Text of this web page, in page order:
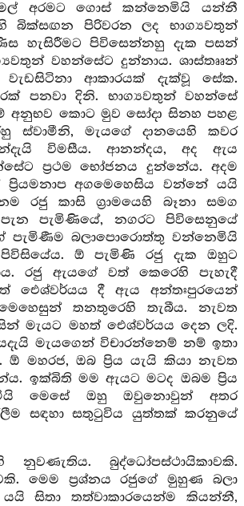
අරමට ගොස් කන්නෙමියි යන්නී
බික්සඟන පිරිවරන ලද භාග්‍යවතුන්
හැසිරීමට පිවිසෙන්නහු දැක පසන්
වහන්සේට දුන්නාය. ශාස්තෲන්
ආකාරයක් දැක්වූ සේක.
පනවා දිනි. භාග්‍යවතුන් වහන්සේ
අනුභව කොට මුව සෝදා සිනහ පහළ
ස්වාමීනි, මැයගේ දානයෙහි කවර
විමසීය. ආනන්දය, අද ඇය
ප්‍රථම භෝජනය දුන්නේය. අදම
අගමෙහෙසිය වන්නේ යයි
රජු කාසි ග්‍රාමයෙහි බෑනා සමග
පැන පැමිණියේ, නගරට පිවිසෙනුයේ
පැමිණීම බලාපොරොත්තු වන්නෙමියි
ඕ පැමිණි රජු දැක ඔහුට
රජු ඇයගේ වත් කෙරෙහි පැහැදී
ඓශ්වර්යය දී ඇය අන්තඃපුරයෙන්
තනතුරෙහි තැබීය. නැවත
මැයට මහත් ඓශ්වර්යය දෙන ලදි.
මැයගෙන් විචාරන්නෙම් නම් ඉතා
ඕ මහරජ, ඔබ ප්‍රිය යැයි කියා නැවත
ඉක්බිති මම ඇයට මටද ඔබම ප්‍රිය
මෙසේ ඔහු ඔවුනොවුන් අතර
සඳහා සතුටුවිය යුත්තක් කරනුයේ
නුවණැතිය. බුද්ධෝපස්ථායිකාවකි.
මෙම ප්‍රශ්නය රජුගේ මුහුණ බලා
සිතා තත්වාකාරයෙන්ම කියන්නී,